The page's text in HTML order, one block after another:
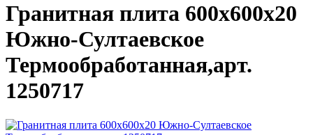
Гранитная плита 600х600x20
Южно-Султаевское
Термообработанная,арт.
1250717